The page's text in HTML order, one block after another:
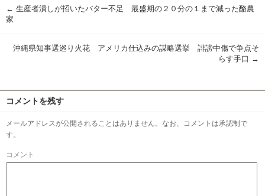
← 生産者潰しが招いたバター不足 最盛期の２０分の１まで減った酪農
家
沖縄県知事選巡り火花 アメリカ仕込みの謀略選挙 誹謗中傷で争点そ
らす手口 →
コメントを残す
メールアドレスが公開されることはありません。なお、コメントは承認制で
す。
コメント